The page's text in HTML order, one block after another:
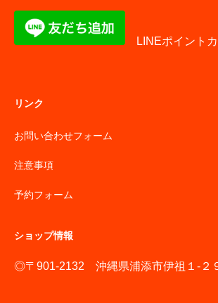
LINEポイントカ
リンク
お問い合わせフォーム
注意事項
予約フォーム
ショップ情報
◎〒901-2132 沖縄県浦添市伊祖１-２